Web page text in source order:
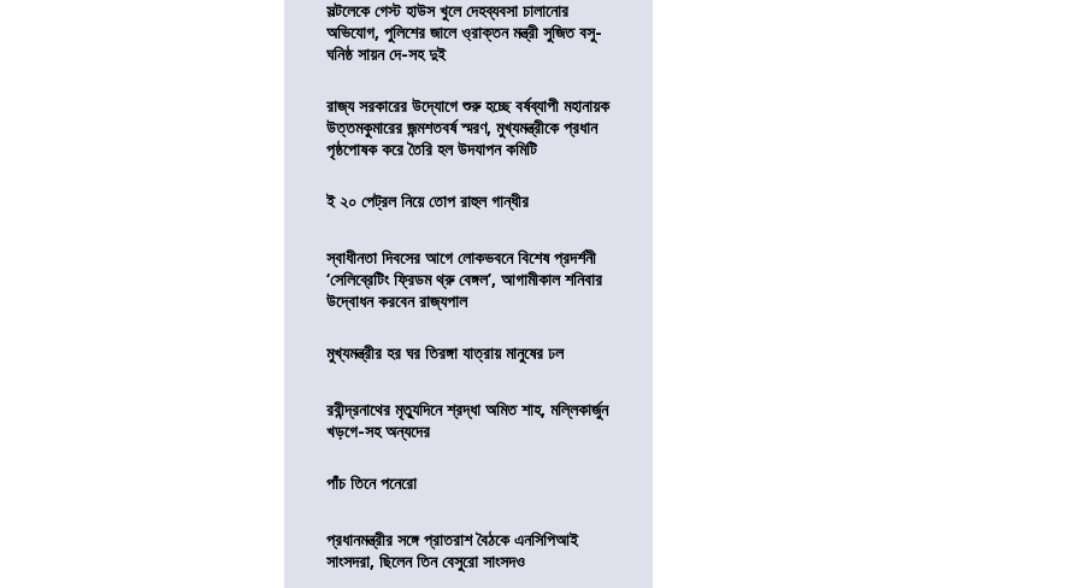
সল্টলেকে গেস্ট হাউস খুলে দেহব্যবসা চালানোর
অভিযোগ, পুলিশের জালে ও্রাক্তন মন্ত্রী সুজিত বসু-
ঘনিষ্ঠ সায়ন দে-সহ দুই
রাজ্য সরকারের উদ্যোগে শুরু হচ্ছে বর্ষব্যাপী মহানায়ক
উত্তমকুমারের জন্মশতবর্ষ স্মরণ, মুখ্যমন্ত্রীকে প্রধান
পৃষ্ঠপোষক করে তৈরি হল উদযাপন কমিটি
ই ২০ পেট্রল নিয়ে তোপ রাহুল গান্ধীর
স্বাধীনতা দিবসের আগে লোকভবনে বিশেষ প্রদর্শনী
‘সেলিব্রেটিং ফ্রিডম থ্রু বেঙ্গল’, আগামীকাল শনিবার
উদ্বোধন করবেন রাজ্যপাল
মুখ্যমন্ত্রীর হর ঘর তিরঙ্গা যাত্রায় মানুষের ঢল
রবীন্দ্রনাথের মৃত্যুদিনে শ্রদ্ধা অমিত শাহ, মল্লিকার্জুন
খড়গে-সহ অন্যদের
পাঁচ তিনে পনেরো
প্রধানমন্ত্রীর সঙ্গে প্রাতরাশ বৈঠকে এনসিপিআই
সাংসদরা, ছিলেন তিন বেসুরো সাংসদও